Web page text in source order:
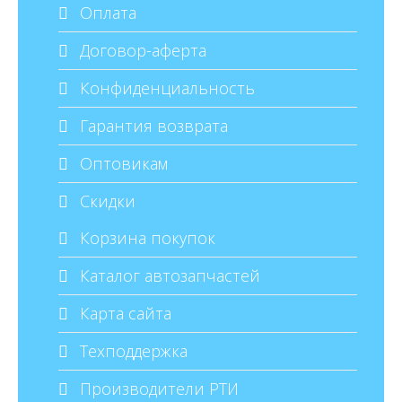
Оплата
Договор-аферта
Конфиденциальность
Гарантия возврата
Оптовикам
Скидки
Корзина покупок
Каталог автозапчастей
Карта сайта
Техподдержка
Производители РТИ